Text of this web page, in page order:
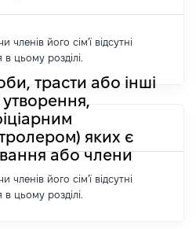
членів його сім'ї відсутні
цьому розділі.
трасти або інші
утворення,
яких є
або члени
членів його сім'ї відсутні
цьому розділі.